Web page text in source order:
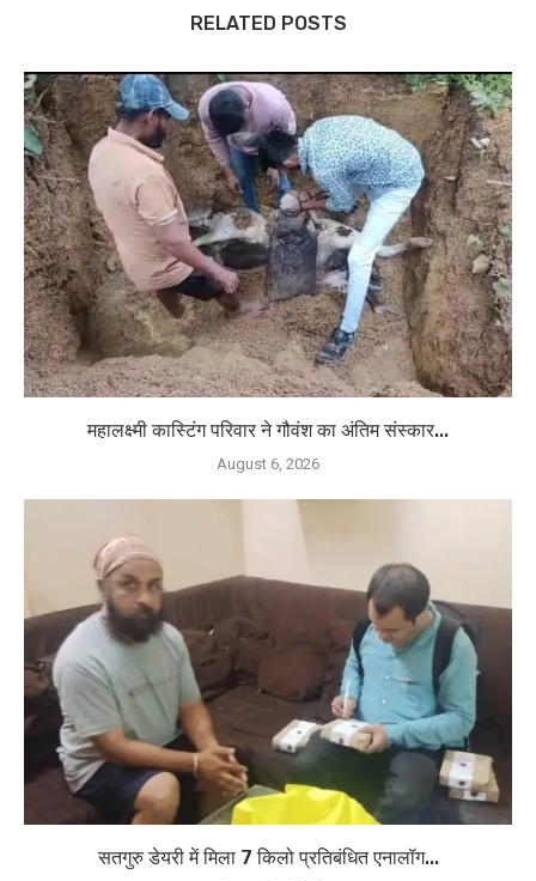
RELATED POSTS
महालक्ष्मी कास्टिंग परिवार ने गौवंश का अंतिम संस्कार...
August 6, 2026
सतगुरु डेयरी में मिला 7 किलो प्रतिबंधित एनालॉग...